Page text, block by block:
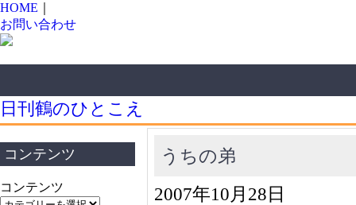
HOME
お問い合わせ
日刊鶴のひとこえ
コンテンツ
コンテンツ
うちの弟
2007年10月28日